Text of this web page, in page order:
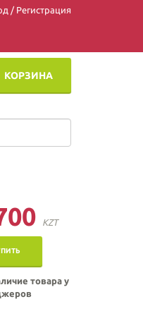
/ Регистрация
КОРЗИНА
KZT
товара у